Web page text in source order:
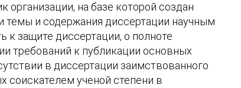
организации, на базе которой создан
темы и содержания диссертации научным
к защите диссертации, о полноте
требований к публикации основных
в диссертации заимствованного
соискателем ученой степени в